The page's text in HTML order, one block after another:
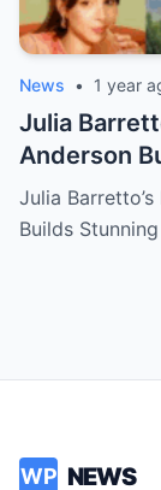
News • 1 year
Julia
Anderson
Zambales
Is!
Julia
Builds
WP NEWS